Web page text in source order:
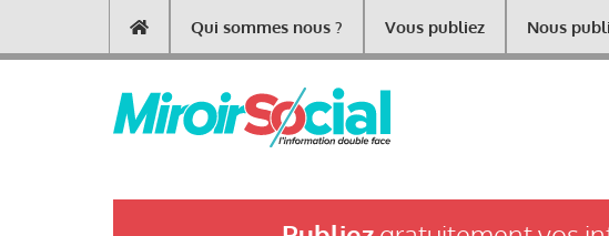
contenu
Main
navigation
Qui sommes nous ? Vous publiez Nous